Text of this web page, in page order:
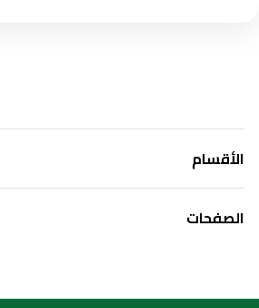
الأقسام
الصفحات